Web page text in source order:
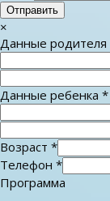
Отправить
×
Данные родителя
Данные ребенка *
Возраст *
Телефон *
Программа